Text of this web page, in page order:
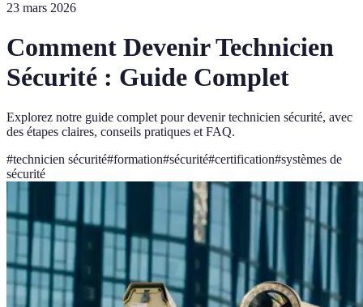
23 mars 2026
Comment Devenir Technicien
Sécurité : Guide Complet
Explorez notre guide complet pour devenir technicien sécurité, avec
des étapes claires, conseils pratiques et FAQ.
#technicien sécurité#formation#sécurité#certification#systèmes de
sécurité